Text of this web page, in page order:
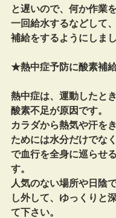
と遅いので、何か作業
一回給水するなどして
補給をするようにしま
★熱中症予防に酸素補
熱中症は、運動したと
酸素不足が原因です。
カラダから熱気や汗を
ためには水分だけでな
で血行を全身に巡らせ
す。
人気のない場所や日陰
し外して、ゆっくりと
て下さい。